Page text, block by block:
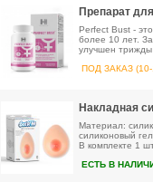
Препарат
Perfect Bust -
более 10 лет.
улучшен
ПОД ЗАКАЗ (10-
Накладная
Материал:
силиконовый
В комплекте 1
ЕСТЬ В